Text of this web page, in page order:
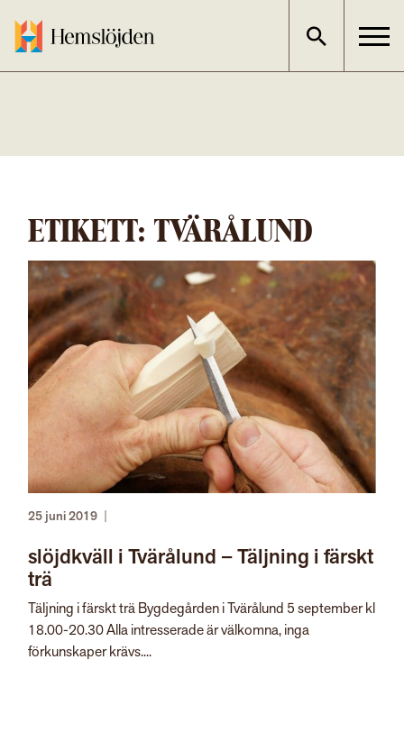
innehållet
ETIKETT: TVÄRÅLUND
25 juni 2019
slöjdkväll i Tvärålund – Täljning i färskt
trä
Täljning i färskt trä Bygdegården i Tvärålund 5 september kl
18.00-20.30 Alla intresserade är välkomna, inga
förkunskaper krävs....